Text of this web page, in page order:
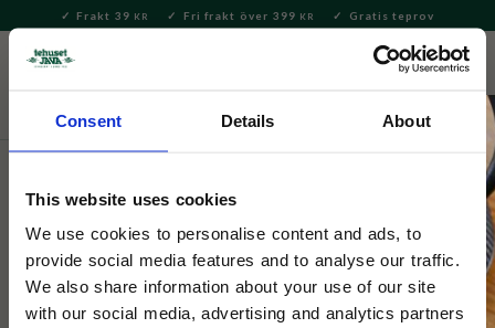
Consent Details About
This website uses cookies
We use cookies to personalise content and ads, to
provide social media features and to analyse our traffic.
We also share information about your use of our site
with our social media, advertising and analytics partners
Meny
Frakt 39 KR Fri frakt över 399 KR Gratis teprov
Te Löste Grönt te
Tehuset Java
Tehuset Javas Sencha Okumidori
First Flush 2024 Shaded 30g